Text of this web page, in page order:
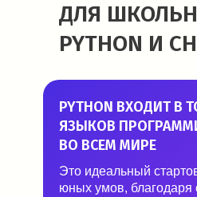
Это идеальный
юных умов, благодаря
PYTHON ВХОДИТ В
ЯЗЫКОВ
ВО ВСЕМ МИРЕ
ДЛЯ
PYTHON И